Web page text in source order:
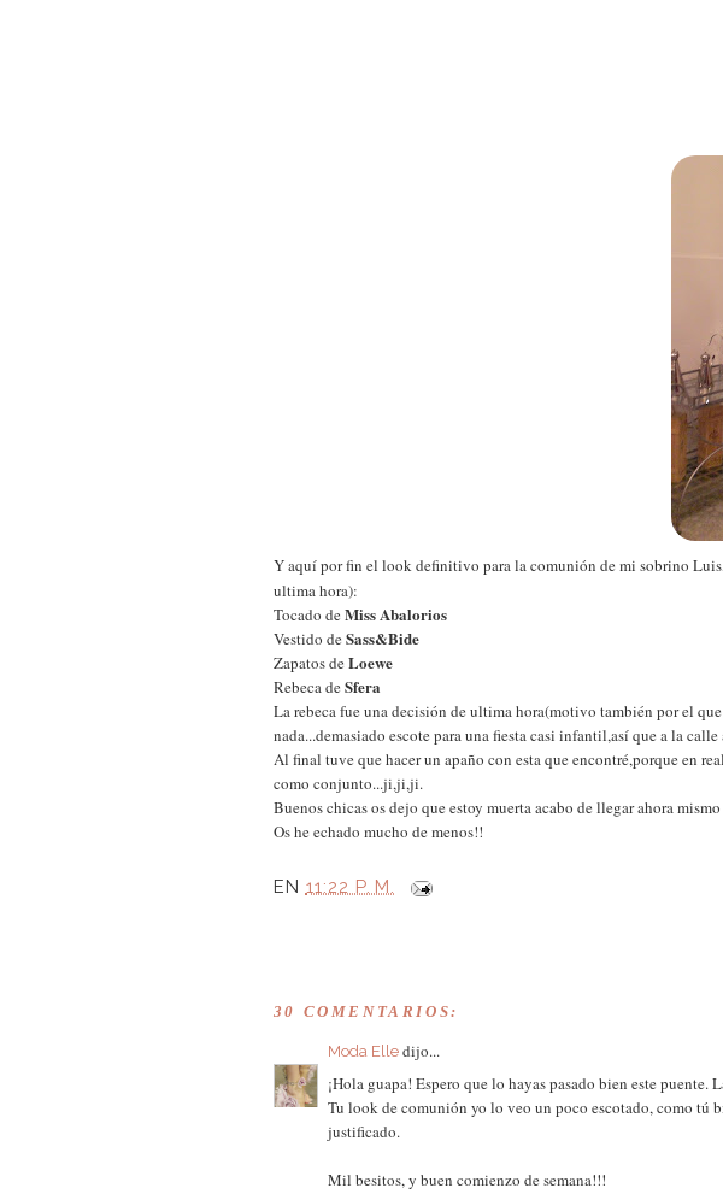
Y aquí por fin el look definitivo para la comunión de mi sobrino
ultima hora):
Tocado deMiss Abalorios
Vestido deSass&Bide
Zapatos deLoewe
Rebeca deSfera
La rebeca fue una decisión de ultima hora(motivo también por el
nada...demasiado escote para una fiesta casi infantil,así que a la
Al final tuve que hacer un apaño con esta que encontré,porque en
como conjunto...ji,ji,ji.
Buenos chicas os dejo que estoy muerta acabo de llegar ahora
Os he echado mucho de menos!!
EN 11:22 P. M.
30 COMENTARIOS:
Moda Elledijo...
¡Hola guapa! Espero que lo hayas pasado bien este
Tu look de comunión yo lo veo un poco escotado, como tú
justificado.
Mil besitos, y buen comienzo de semana!!!